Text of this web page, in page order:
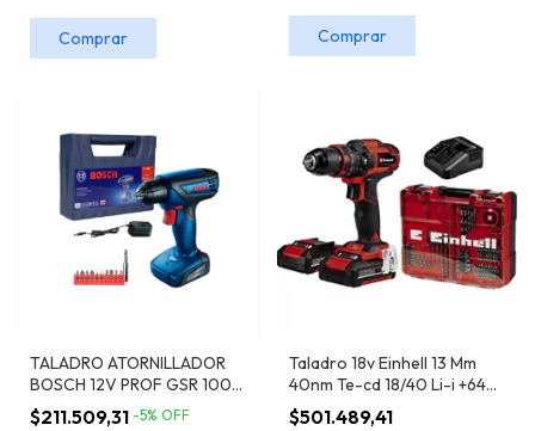
TALADRO ATORNILLADOR
BOSCH 12V PROF GSR 1000
SMART
$211.509,31 -5% OFF
Taladro 18v Einhell 13 Mm
40nm Te-cd 18/40 Li-i +64
Acc (2 Batx2,0ah + Carg)
$501.489,41